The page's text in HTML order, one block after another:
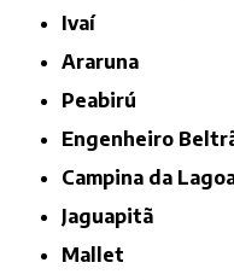
Ivaí
Araruna
Peabirú
Engenheiro
Campina da
Jaguapitã
Mallet